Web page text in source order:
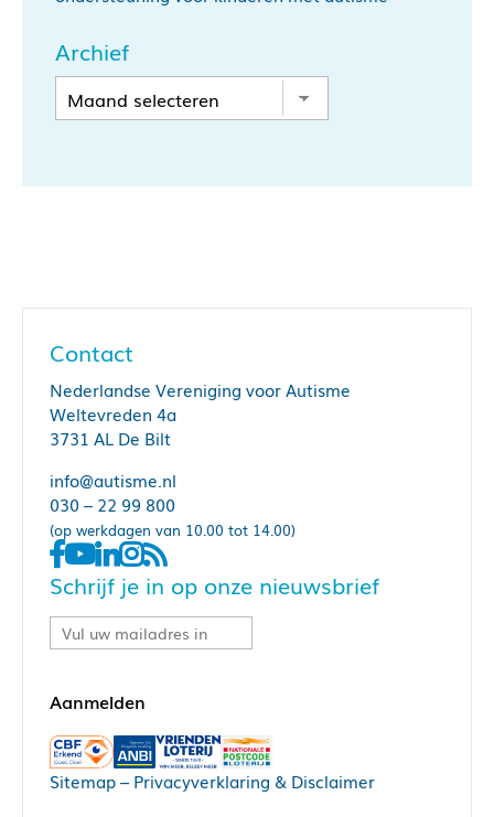
Archief
Contact
Nederlandse Vereniging voor Autisme
Weltevreden 4a
3731 AL De Bilt
info@autisme.nl
030 – 22 99 800
(op werkdagen van 10.00 tot 14.00)
Schrijf je in op onze nieuwsbrief
Sitemap– Privacyverklaring & Disclaimer